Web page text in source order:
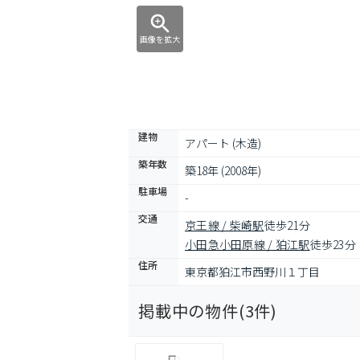
画像を拡大
建物 アパート (木造)
築年数 築18年 (2008年)
駐車場 -
交通 京王線 / 柴崎駅徒歩21分
小田急小田原線 / 狛江駅徒歩23分
住所 東京都狛江市西野川１丁目
掲載中の物件(3件)